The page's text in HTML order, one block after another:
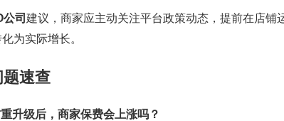
司 建议，商家应主动关注平台政策动态，提前在店铺
为实际增长。
速查
升级后，商家保费会上涨吗？